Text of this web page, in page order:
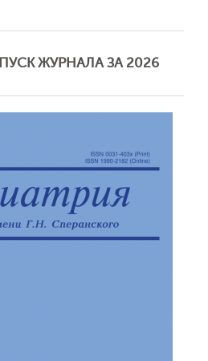
ЖУРНАЛА ЗА 2026